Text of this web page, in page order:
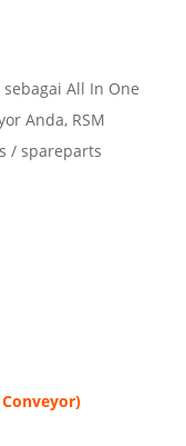
sebagai All In One
Anda, RSM
/ spareparts